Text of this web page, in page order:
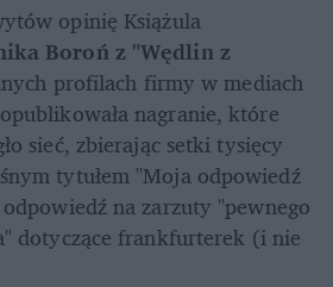
opinię Książula
Boroń z "Wędlin z
profilach firmy w mediach
nagranie, które
sieć, zbierając setki tysięcy
tytułem "Moja odpowiedź
na zarzuty "pewnego
dotyczące frankfurterek (i nie